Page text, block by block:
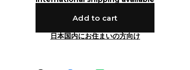
Add to cart
日本国内にお住まいの方向け